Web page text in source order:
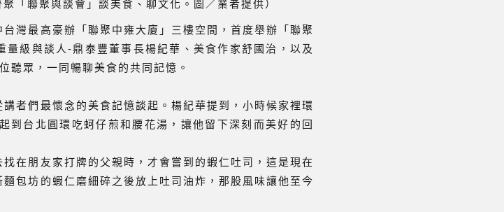
灣最高豪辦「聯聚中雍大廈」三樓空間，首度舉辦「聯聚
級與談人-鼎泰豐董事長楊紀華、美食作家舒國治，以及
聽眾，一同暢聊美食的共同記憶。
者們最懷念的美食記憶談起。楊紀華提到，小時候家裡環
到台北圓環吃蚵仔煎和腰花湯，讓他留下深刻而美好的回
在朋友家打牌的父親時，才會嘗到的蝦仁吐司，這是現在
包坊的蝦仁磨細碎之後放上吐司油炸，那股風味讓他至今